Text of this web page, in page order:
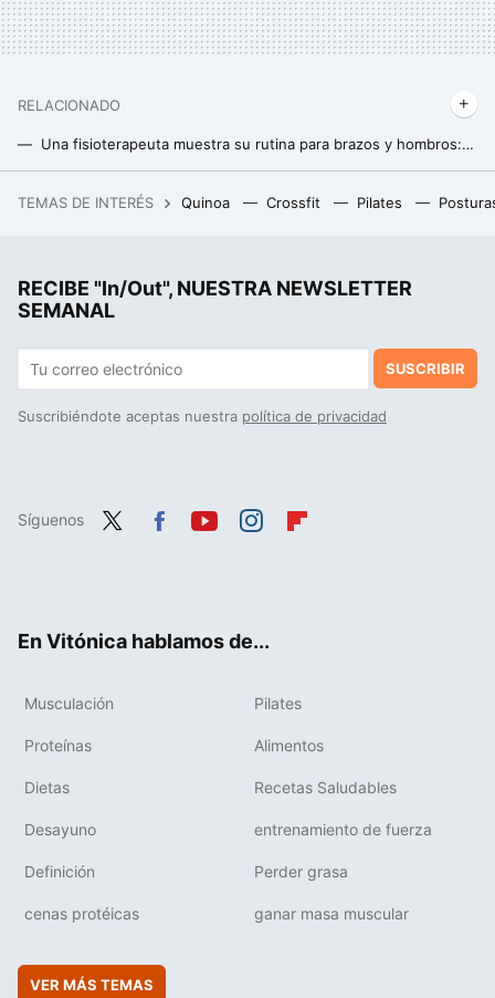
RELACIONADO
Una fisioterapeuta muestra su rutina para brazos y hombros: “es muy efectiva para aumentar masa muscular, fuerza y eliminar la flacidez”
TEMAS DE INTERÉS Quinoa Crossfit Pilates
RECIBE "In/Out", NUESTRA NEWSLETTER
SEMANAL
SUSCRIBIR
Suscribiéndote aceptas nuestra política de privacidad
Síguenos
En Vitónica hablamos de...
Musculación Pilates
Proteínas Alimentos
Dietas Recetas Saludables
Desayuno entrenamiento de fuerza
Definición Perder grasa
cenas protéicas ganar masa muscular
VER MÁS TEMAS